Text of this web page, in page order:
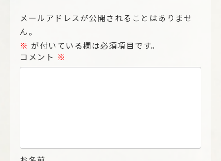
メールアドレスが公開されることはありませ
ん。
※ が付いている欄は必須項目です。
コメント ※